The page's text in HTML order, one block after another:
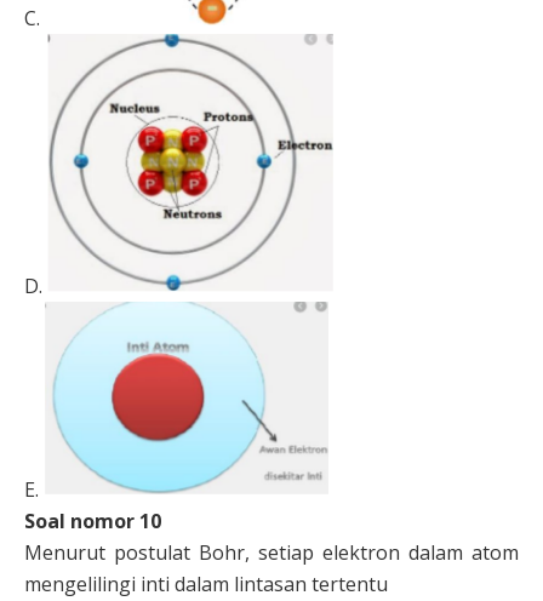
C.
D.
E.
Soal nomor 10
Menurut postulat Bohr, setiap elektron dalam atom
mengelilingi inti dalam lintasan tertentu